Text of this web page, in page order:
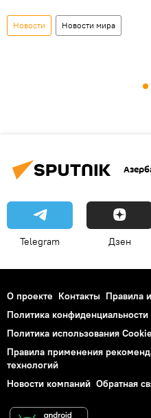
Новости Новости мира
Telegram Дзен
О проекте Контакты Правила
Политика конфиденциальности
Политика использования Cookie
Правила применения
технологий
Новости компаний Обратная